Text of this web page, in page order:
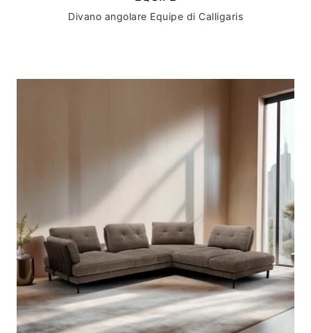
Divano angolare Equipe di Calligaris